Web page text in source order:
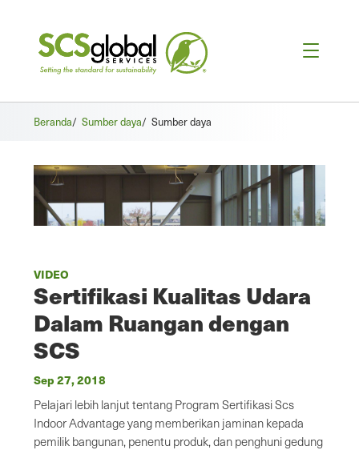
Beranda/ Sumber daya/ Sumber daya
VIDEO
Sertifikasi Kualitas Udara
Dalam Ruangan dengan
SCS
Sep 27, 2018
Pelajari lebih lanjut tentang Program Sertifikasi Scs
Indoor Advantage yang memberikan jaminan kepada
pemilik bangunan, penentu produk, dan penghuni gedung